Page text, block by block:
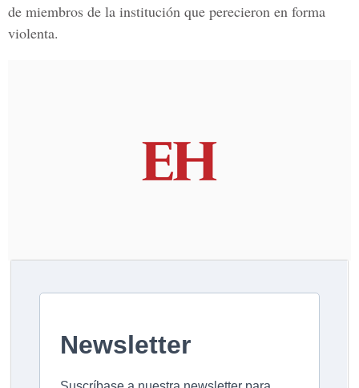
de miembros de la institución que perecieron en forma
violenta.